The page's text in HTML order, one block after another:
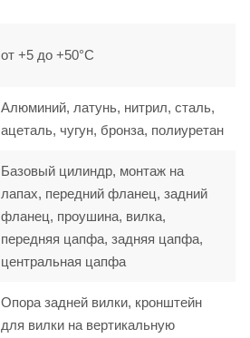
от +5 до +50°C
Алюминий, латунь, нитрил, сталь,
ацеталь, чугун, бронза, полиуретан
Базовый цилиндр, монтаж на
лапах, передний фланец, задний
фланец, проушина, вилка,
передняя цапфа, задняя цапфа,
центральная цапфа
Опора задней вилки, кронштейн
для вилки на вертикальную